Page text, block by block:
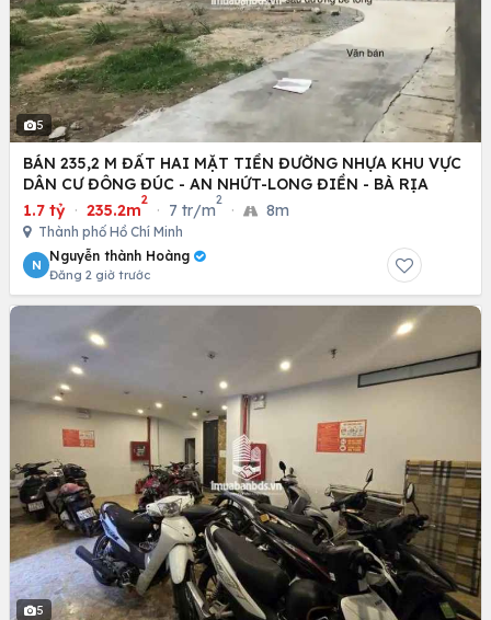
5
BÁN 235,2 M ĐẤT HAI MẶT TIỀN ĐƯỜNG NHỰA KHU VỰC
DÂN CƯ ĐÔNG ĐÚC - AN NHỨT-LONG ĐIỀN - BÀ RỊA
1.7 tỷ · 235.2m
2
· 7 tr/m
2
· 8m
Thành phố Hồ Chí Minh
N
Nguyễn thành Hoàng
Đăng 2 giờ trước
5